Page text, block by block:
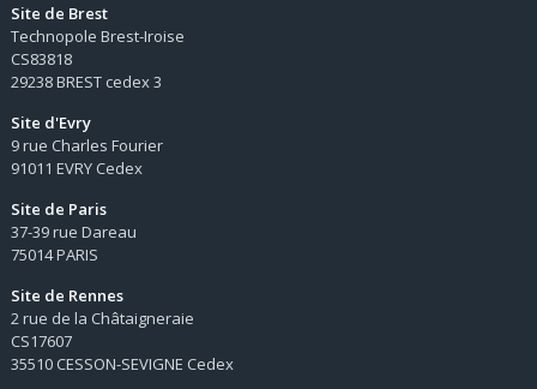
Site de Brest
Technopole Brest-Iroise
CS83818
29238 BREST cedex 3
Site d'Evry
9 rue Charles Fourier
91011 EVRY Cedex
Site de Paris
37-39 rue Dareau
75014 PARIS
Site de Rennes
2 rue de la Châtaigneraie
CS17607
35510 CESSON-SEVIGNE Cedex